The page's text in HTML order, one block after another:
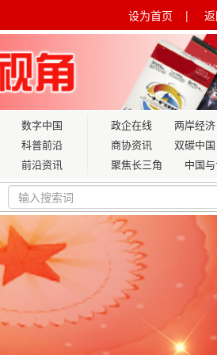
设为首页 |
数字中国
科普前沿
前沿资讯
政企在线
两岸经济
商协资讯
双碳中国
聚焦长三角
中国